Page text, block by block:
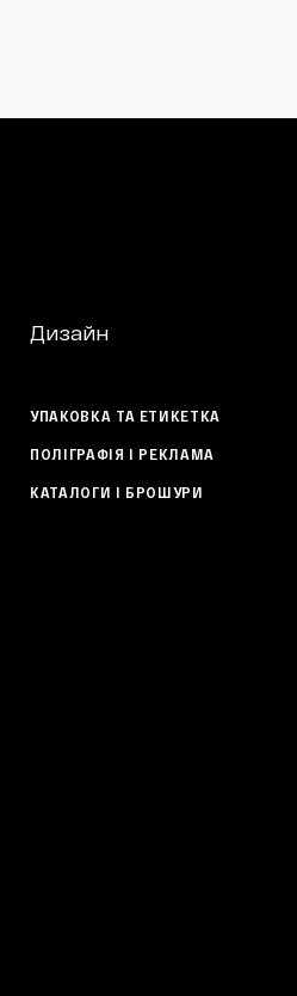
Дизайн
УПАКОВКА ТА ЕТИКЕТКА
ПОЛІГРАФІЯ І РЕКЛАМА
КАТАЛОГИ І БРОШУРИ